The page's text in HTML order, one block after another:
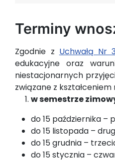
Terminy
Zgodnie z Uchwałą Nr
edukacyjne oraz
niestacjonarnych
związane z
w semestrze
do 15 października –
do 15 listopada –
do 15 grudnia –
do 15 stycznia –